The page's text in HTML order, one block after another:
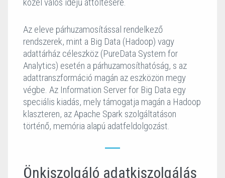
közel valós idejű áttöltésére.
Az eleve párhuzamosítással rendelkező
rendszerek, mint a Big Data (Hadoop) vagy
adattárház céleszköz (PureData System for
Analytics) esetén a párhuzamosíthatóság, s az
adattranszformáció magán az eszközön megy
végbe. Az Information Server for Big Data egy
speciális kiadás, mely támogatja magán a Hadoop
klaszteren, az Apache Spark szolgáltatáson
történő, memória alapú adatfeldolgozást.
Önkiszolgáló adatkiszolgálás